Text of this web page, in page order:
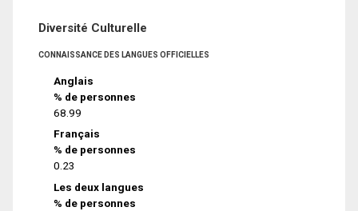
Diversité Culturelle
CONNAISSANCE DES LANGUES OFFICIELLES
Anglais
% de personnes
68.99
Français
% de personnes
0.23
Les deux langues
% de personnes